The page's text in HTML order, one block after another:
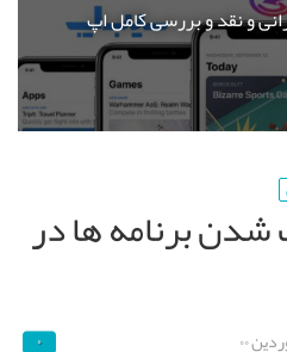
و نقد و بررسی کامل اپ
برنامه ها در
۰